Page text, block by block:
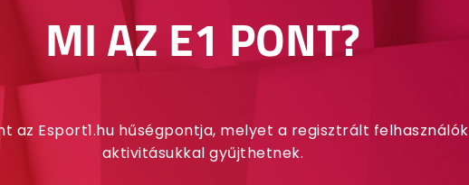
MI AZ E1 PONT?
az Esport1.hu hűségpontja, melyet a regisztrált felhasználók
aktivitásukkal gyűjthetnek.